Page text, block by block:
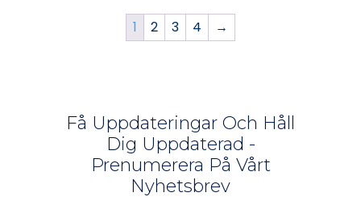
1 2 3 4 →
Få Uppdateringar Och Håll
Dig Uppdaterad -
Prenumerera På Vårt
Nyhetsbrev